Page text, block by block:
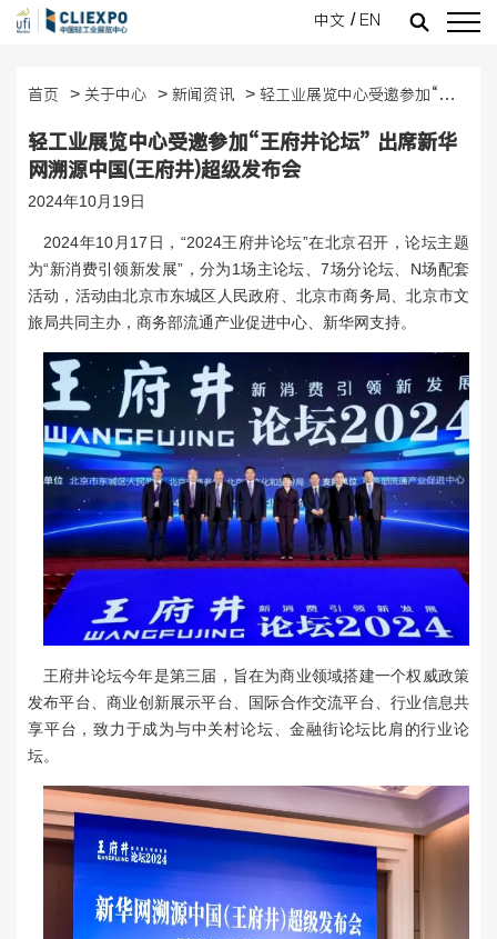
中文 / EN
中心简介 主管单位 领导关怀 展会回顾 新闻资讯
近期举办展会 往期举办展会
线上展会介绍
即将举办的展会 展商报名
中心简介 主管单位 领导关怀
展会回顾
新闻资讯
近期举办展会 往期举办展会
线上展会
线上展会介绍
展商报名
即将举办的展会 展商报名
联系我们
加入我们
首页 > 关于中心 > 新闻资讯 > 轻工业展览中心受邀参加“王府井论坛” 出席新华网溯源中国(王府井)超级发布会
轻工业展览中心受邀参加“王府井论坛” 出席新华
网溯源中国(王府井)超级发布会
2024年10月19日
2024年10月17日，“2024王府井论坛”在北京召开，论坛主题
为“新消费引领新发展”，分为1场主论坛、7场分论坛、N场配套
活动，活动由北京市东城区人民政府、北京市商务局、北京市文
旅局共同主办，商务部流通产业促进中心、新华网支持。
王府井论坛今年是第三届，旨在为商业领域搭建一个权威政策
发布平台、商业创新展示平台、国际合作交流平台、行业信息共
享平台，致力于成为与中关村论坛、金融街论坛比肩的行业论
坛。